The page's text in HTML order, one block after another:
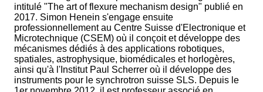
intitulé "The art of flexure mechanism design" publié en
2017. Simon Henein s'engage ensuite
professionnellement au Centre Suisse d'Electronique et
Microtechnique (CSEM) où il conçoit et développe des
mécanismes dédiés à des applications robotiques,
spatiales, astrophysique, biomédicales et horlogères,
ainsi qu'à l'Institut Paul Scherrer où il développe des
instruments pour le synchrotron suisse SLS. Depuis le